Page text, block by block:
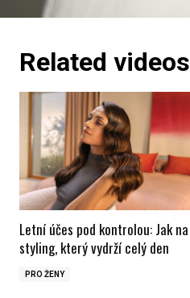
Related videos
Letní účes pod kontrolou: Jak na
styling, který vydrží celý den
PRO ŽENY